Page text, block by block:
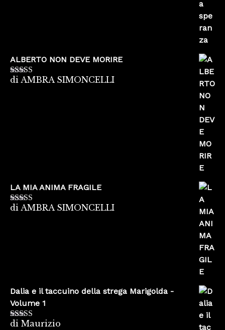
ALBERTO NON DEVE MORIRE
Valutato5su
di AMBRA SIMONCELLI
LA MIA ANIMA FRAGILE
Valutato5su
di AMBRA SIMONCELLI
Dalia e il taccuino della strega Marigolda -
Volume 1
Valutato4
di Maurizio